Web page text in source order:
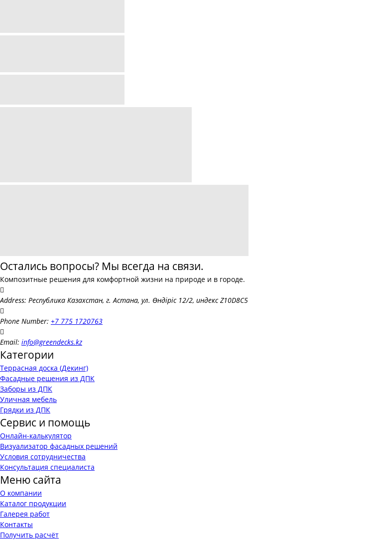
Остались вопросы? Мы всегда на связи.
Композитные решения для комфортной жизни на природе и в городе.
Address: Республика Казахстан, г. Астана, ул. Өндіріс 12/2, индекс Z10D8C5
Phone Number: +7 775 1720763
Email: info@greendecks.kz
Категории
Террасная доска (Декинг)
Фасадные решения из ДПК
Заборы из ДПК
Уличная мебель
Грядки из ДПК
Сервис и помощь
Онлайн-калькулятор
Визуализатор фасадных решений
Условия сотрудничества
Консультация специалиста
Меню сайта
О компании
Каталог продукции
Галерея работ
Контакты
Получить расчёт